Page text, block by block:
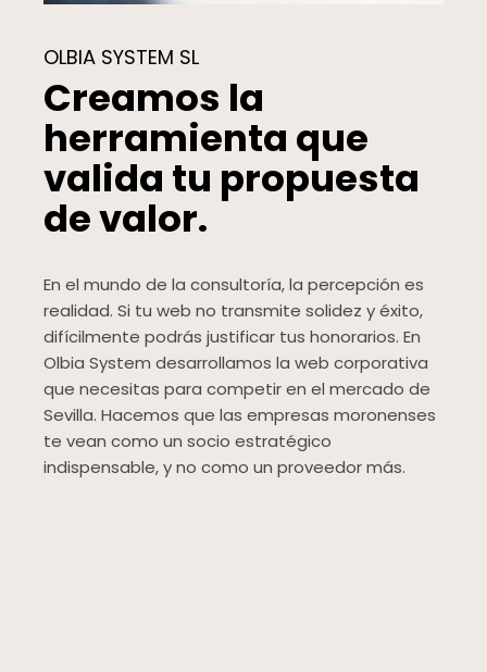
OLBIA SYSTEM SL
Creamos la
herramienta que
valida tu propuesta
de valor.
En el mundo de la consultoría, la percepción es
realidad. Si tu web no transmite solidez y éxito,
difícilmente podrás justificar tus honorarios. En
Olbia System desarrollamos la web corporativa
que necesitas para competir en el mercado de
Sevilla. Hacemos que las empresas moronenses
te vean como un socio estratégico
indispensable, y no como un proveedor más.